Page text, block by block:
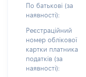
По батькові (за
наявності):
Реєстраційний
номер облікової
картки платника
податків (за
наявності):